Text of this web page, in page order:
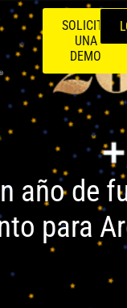
SOLICITE
UNA
DEMO
año de
para